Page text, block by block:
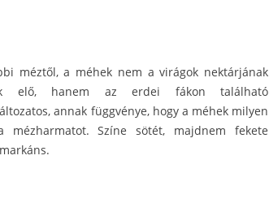
méztől, a méhek nem a virágok nektárjának
elő, hanem az erdei fákon található
annak függvénye, hogy a méhek milyen
mézharmatot. Színe sötét, majdnem fekete